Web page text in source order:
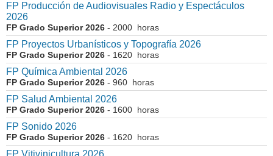
FP Producción de Audiovisuales Radio y Espectáculos
2026
FP Grado Superior 2026 - 2000 horas
FP Proyectos Urbanísticos y Topografía 2026
FP Grado Superior 2026 - 1620 horas
FP Química Ambiental 2026
FP Grado Superior 2026 - 960 horas
FP Salud Ambiental 2026
FP Grado Superior 2026 - 1600 horas
FP Sonido 2026
FP Grado Superior 2026 - 1620 horas
FP Vitivinicultura 2026